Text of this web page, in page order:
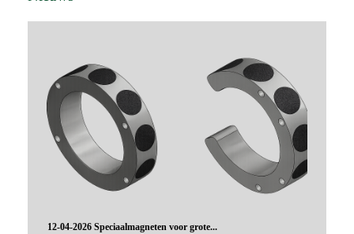
12-04-2026 Speciaalmagneten voor grote...